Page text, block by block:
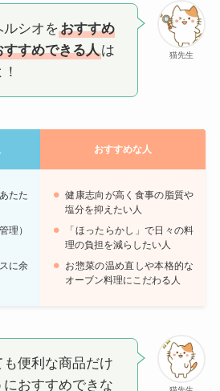
猫先生
シオをおすすめ
すめできる人は
おすすめな人
たた
理）
に余
健康志向が高く食事の脂質や
塩分を抑えたい人
「ほったらかし」で日々の料
理の負担を減らしたい人
お惣菜の温め直しや本格的な
オーブン料理にこだわる人
便利な商品だけ
おすすめできな